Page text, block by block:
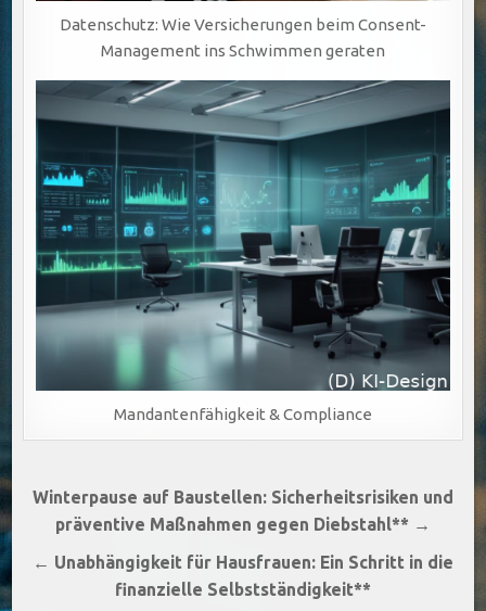
Datenschutz: Wie Versicherungen beim Consent-
Management ins Schwimmen geraten
Mandantenfähigkeit & Compliance
Beitragsnavigation
Winterpause auf Baustellen: Sicherheitsrisiken und
präventive Maßnahmen gegen Diebstahl** →
← Unabhängigkeit für Hausfrauen: Ein Schritt in die
finanzielle Selbstständigkeit**